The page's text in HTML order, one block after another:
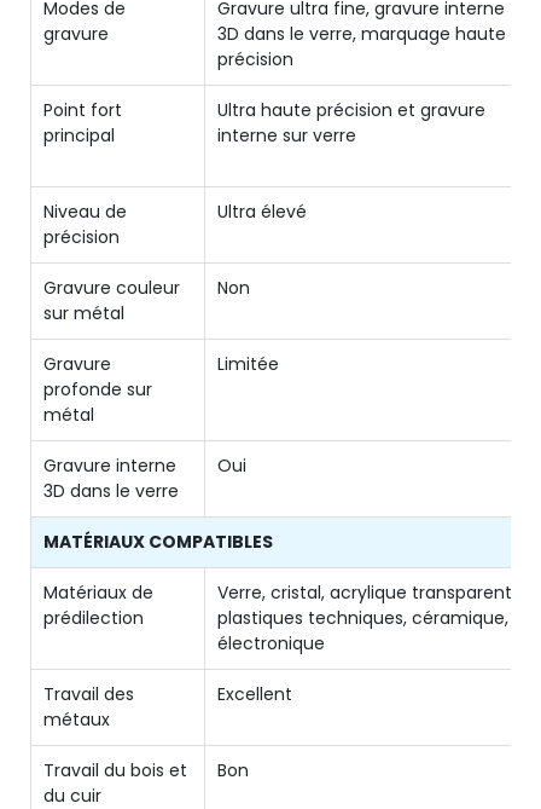
Modes de
gravure
Gravure ultra fine, gravure interne
3D dans le verre, marquage haute
précision
Point fort
principal
Ultra haute précision et gravure
interne sur verre
Niveau de
précision
Ultra élevé
Gravure couleur
sur métal
Non
Gravure
profonde sur
métal
Limitée
Gravure interne
3D dans le verre
Oui
MATÉRIAUX COMPATIBLES
Matériaux de
prédilection
Verre, cristal, acrylique transparent,
plastiques techniques, céramique,
électronique
Travail des
métaux
Excellent
Travail du bois et
du cuir
Bon